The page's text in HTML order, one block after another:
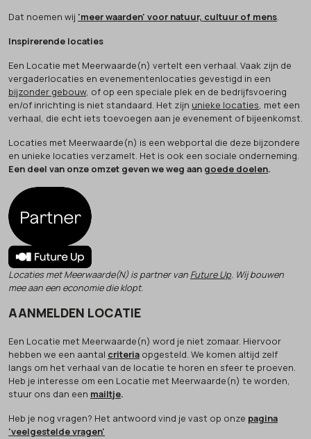
Dat noemen wij 'meer waarden' voor natuur, cultuur of mens.
Inspirerende locaties
Een Locatie met Meerwaarde(n) vertelt een verhaal. Vaak zijn de
vergaderlocaties en evenementenlocaties gevestigd in een
bijzonder gebouw, of op een speciale plek en de bedrijfsvoering
en/of inrichting is niet standaard. Het zijn unieke locaties, met een
verhaal, die echt iets toevoegen aan je evenement of bijeenkomst.
Locaties met Meerwaarde(n) is een webportal die deze bijzondere
en unieke locaties verzamelt. Het is ook een sociale onderneming.
Een deel van onze omzet geven we weg aan goede doelen.
Locaties met Meerwaarde(N) is partner van Future Up. Wij bouwen
mee aan een economie die klopt.
AANMELDEN LOCATIE
Een Locatie met Meerwaarde(n) word je niet zomaar. Hiervoor
hebben we een aantal criteria opgesteld. We komen altijd zelf
langs om het verhaal van de locatie te horen en sfeer te proeven.
Heb je interesse om een Locatie met Meerwaarde(n) te worden,
stuur ons dan een mailtje.
Heb je nog vragen? Het antwoord vind je vast op onze pagina
'veelgestelde vragen'